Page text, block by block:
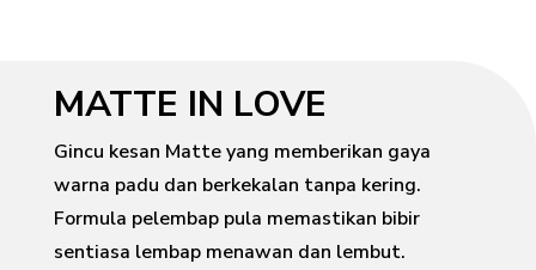
MATTE IN LOVE
Gincu kesan Matte yang memberikan gaya
warna padu dan berkekalan tanpa kering.
Formula pelembap pula memastikan bibir
sentiasa lembap menawan dan lembut.